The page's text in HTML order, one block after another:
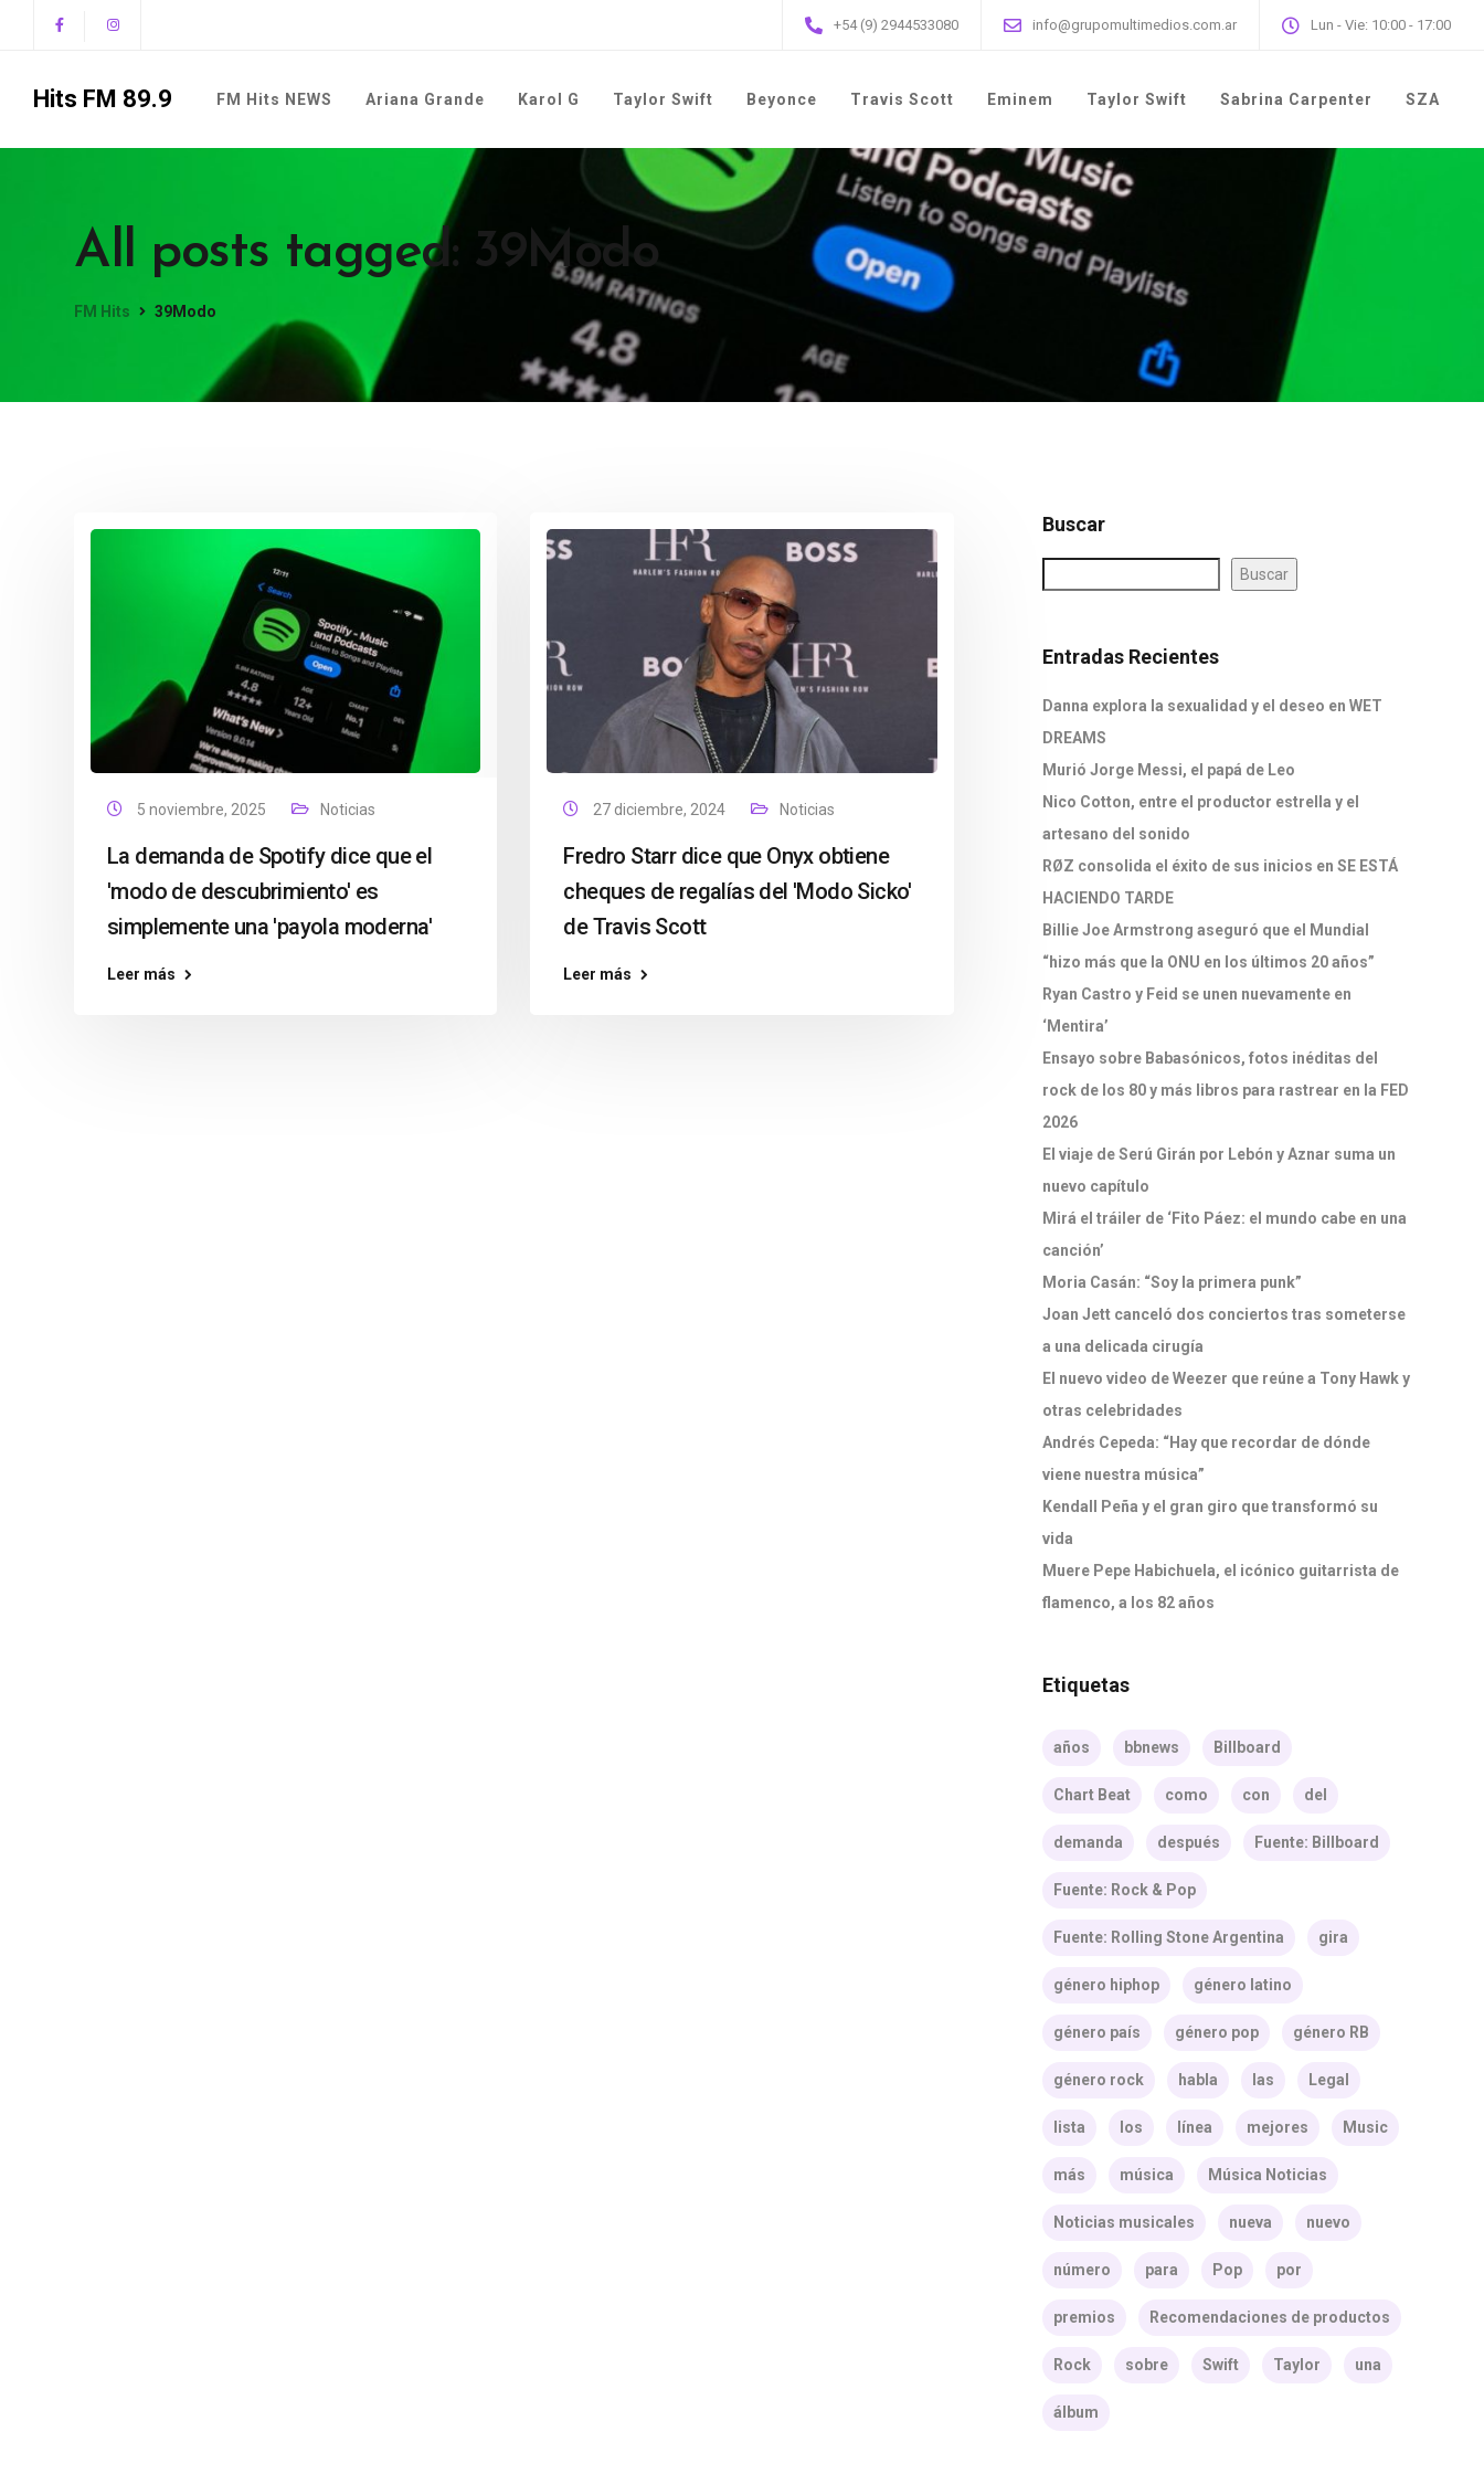
+54 (9) 2944533080 info@grupomultimedios.com.ar Lun - Vie: 10:00 - 17:00
Hits FM 89.9 FM Hits NEWS Ariana Grande Karol G Taylor Swift Beyonce Travis Scott Eminem Taylor Swift Sabrina Carpenter SZA
All posts tagged: 39Modo
FM Hits 39Modo
5 noviembre, 2025 Noticias
La demanda de Spotify dice que el
'modo de descubrimiento' es
simplemente una 'payola moderna'
Leer más
27 diciembre, 2024 Noticias
Fredro Starr dice que Onyx obtiene
cheques de regalías del 'Modo Sicko'
de Travis Scott
Leer más
Buscar
Buscar
Entradas Recientes
Danna explora la sexualidad y el deseo en WET
DREAMS
Murió Jorge Messi, el papá de Leo
Nico Cotton, entre el productor estrella y el
artesano del sonido
RØZ consolida el éxito de sus inicios en SE ESTÁ
HACIENDO TARDE
Billie Joe Armstrong aseguró que el Mundial
“hizo más que la ONU en los últimos 20 años”
Ryan Castro y Feid se unen nuevamente en
‘Mentira’
Ensayo sobre Babasónicos, fotos inéditas del
rock de los 80 y más libros para rastrear en la FED
2026
El viaje de Serú Girán por Lebón y Aznar suma un
nuevo capítulo
Mirá el tráiler de ‘Fito Páez: el mundo cabe en una
canción’
Moria Casán: “Soy la primera punk”
Joan Jett canceló dos conciertos tras someterse
a una delicada cirugía
El nuevo video de Weezer que reúne a Tony Hawk y
otras celebridades
Andrés Cepeda: “Hay que recordar de dónde
viene nuestra música”
Kendall Peña y el gran giro que transformó su
vida
Muere Pepe Habichuela, el icónico guitarrista de
flamenco, a los 82 años
Etiquetas
años bbnews Billboard
Chart Beat como con del
demanda después Fuente: Billboard
Fuente: Rock & Pop
Fuente: Rolling Stone Argentina gira
género hiphop género latino
género país género pop género RB
género rock habla las Legal
lista los línea mejores Music
más música Música Noticias
Noticias musicales nueva nuevo
número para Pop por
premios Recomendaciones de productos
Rock sobre Swift Taylor una
álbum